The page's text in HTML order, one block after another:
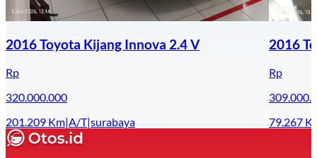
2016 Toyota Kijang Innova 2.4 V
Rp
320.000.000
201.209 Km|A/T|surabaya
2016
Rp
79.267